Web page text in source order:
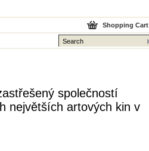
Shopping Cart
společností
největších artových kin v